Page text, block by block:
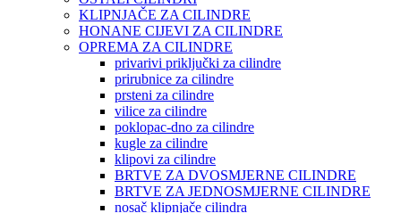
KLIPNJAČE ZA CILINDRE
HONANE CIJEVI ZA CILINDRE
OPREMA ZA CILINDRE
privarivi priključki za cilindre
prirubnice za cilindre
prsteni za cilindre
vilice za cilindre
poklopac-dno za cilindre
kugle za cilindre
klipovi za cilindre
BRTVE ZA DVOSMJERNE CILINDRE
BRTVE ZA JEDNOSMJERNE CILINDRE
nosač klipnjače cilindra